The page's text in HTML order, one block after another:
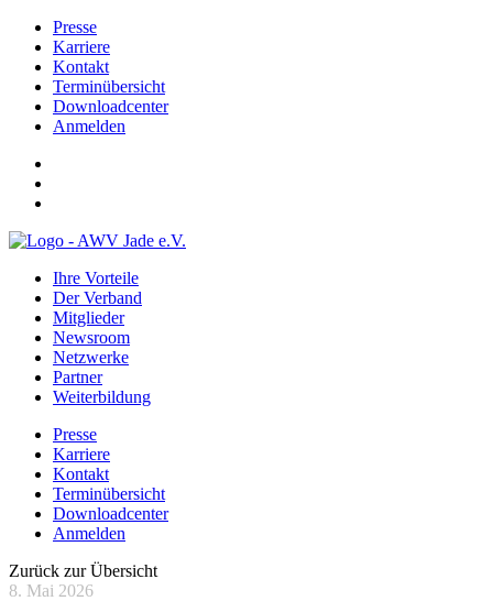
Presse
Karriere
Kontakt
Terminübersicht
Downloadcenter
Anmelden
Ihre Vorteile
Der Verband
Mitglieder
Newsroom
Netzwerke
Partner
Weiterbildung
Presse
Karriere
Kontakt
Terminübersicht
Downloadcenter
Anmelden
Zurück zur Übersicht
8. Mai 2026